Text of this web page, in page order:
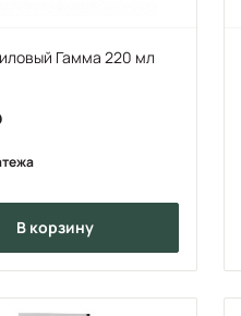
Гамма 220 мл
в корзину